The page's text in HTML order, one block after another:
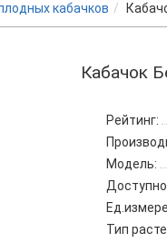
кабачков
Кабачок
Рейтинг:
Модель:
Тип